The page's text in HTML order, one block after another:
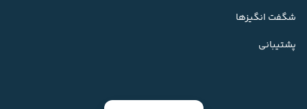
شگفت انگیزها
پشتیبانی